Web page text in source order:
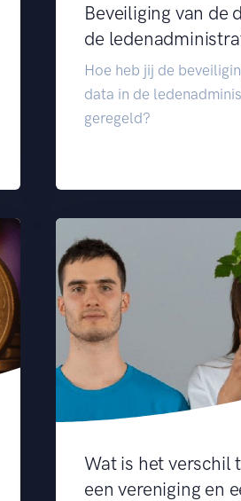
Beveiliging van de
de
Hoe heb jij de
data in de
geregeld?
Wat is het verschil
een vereniging en